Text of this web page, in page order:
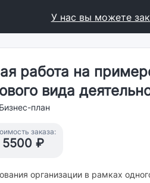
У нас вы можете
работа на
вида
Бизнес-план
заказа:
5500 ₽
организации в рамках